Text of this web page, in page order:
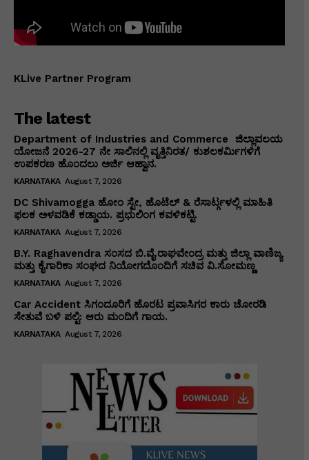
KLive Partner Program
The latest
Department of Industries and Commerce ಜಿಲ್ಲಾವಲಯ
ಯೋಜನೆ 2026-27 ನೇ ಸಾಲಿನಲ್ಲಿ ವೃತ್ತಿನಿರತ/ ಕುಶಲಕರ್ಮಿಗಳಿಗೆ
ಉಪಕರಣ ಹೊಂದಲು ಅರ್ಜಿ ಆಹ್ವಾನ.
KARNATAKA August 7, 2026
DC Shivamogga ಹೋಂ ಸ್ಟೇ, ಹೊಟೆಲ್ & ರೆಸಾರ್ಟ್ಗಳಲ್ಲಿ ಮಾಹಿತಿ
ಫಲಕ ಅಳವಡಿಕೆ ಕಡ್ಡಾಯ. ಪ್ರಭುಲಿಂಗ ಕವಳಿಕಟ್ಟಿ.
KARNATAKA August 7, 2026
B.Y. Raghavendra ಸಂಸದ ಬಿ.ವೈ.ರಾಘವೇಂದ್ರ ಮತ್ತು ಜಿಲ್ಲಾ ವಾಣಿಜ್ಯ
ಮತ್ತು ಕೈಗಾರಿಕಾ ಸಂಘದ ನಿಯೋಗದೊಂದಿಗೆ ಸಚಿವ ವಿ‌.ಸೋಮಣ್ಣ
KARNATAKA August 7, 2026
Car Accident ಸಿಗಂದೂರಿಗೆ ಹೊರಟ ಪ್ರವಾಸಿಗರ ಕಾರು ಚೋರಡಿ
ಸೇತುವೆ ಬಳಿ ಪಲ್ಟಿ: ಆರು ಮಂದಿಗೆ ಗಾಯ.
KARNATAKA August 7, 2026